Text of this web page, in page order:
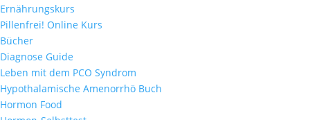
Ernährungskurs
Pillenfrei! Online Kurs
Bücher
Diagnose Guide
Leben mit dem PCO Syndrom
Hypothalamische Amenorrhö Buch
Hormon Food